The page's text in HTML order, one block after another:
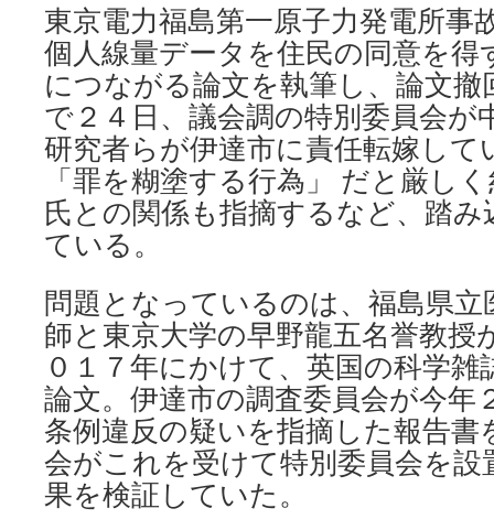
東京電力福島第一原子力発電所事
個人線量データを住民の同意を得
につながる論文を執筆し、論文
で２４日、議会調の特別委員会が
研究者らが伊達市に責任転嫁し
「罪を糊塗する行為」 だと厳し
氏との関係も指摘するなど、踏
ている。
問題となっているのは、福島県立
師と東京大学の早野龍五名誉教授
０１７年にかけて、英国の科学
論文。伊達市の調査委員会が今年
条例違反の疑いを指摘した報告書
会がこれを受けて特別委員会を設
果を検証していた。